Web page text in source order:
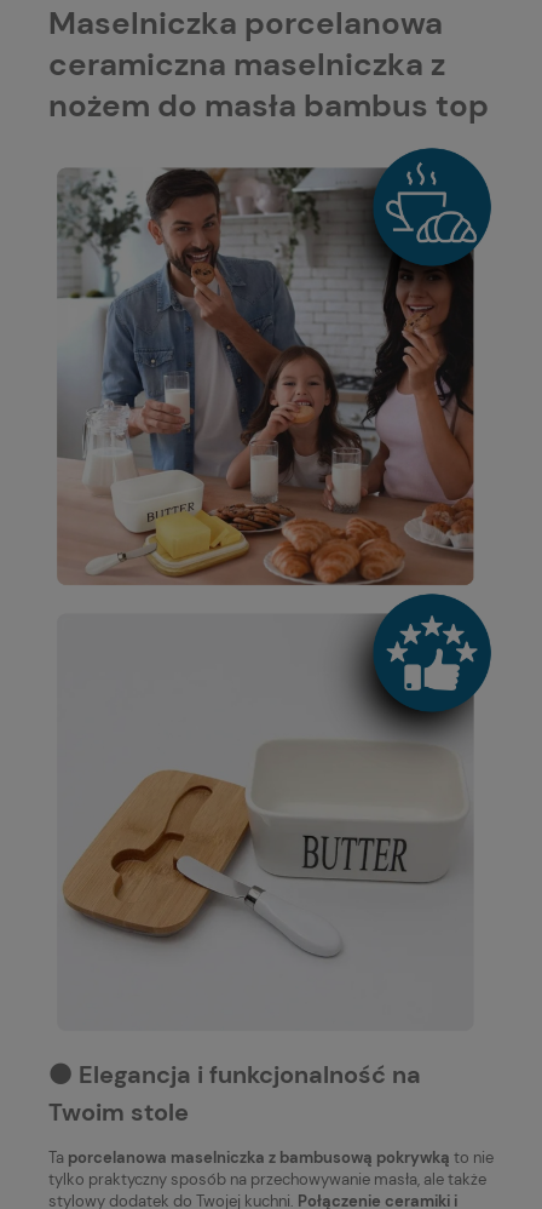
Maselniczka porcelanowa
ceramiczna maselniczka z
nożem do masła bambus top
⚫️ Elegancja i funkcjonalność na
Twoim stole
Ta porcelanowa maselniczka z bambusową pokrywką to nie
tylko praktyczny sposób na przechowywanie masła, ale także
stylowy dodatek do Twojej kuchni. Połączenie ceramiki i